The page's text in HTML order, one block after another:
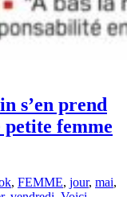
s’en prend
petite femme
, FEMME, jour, mai,